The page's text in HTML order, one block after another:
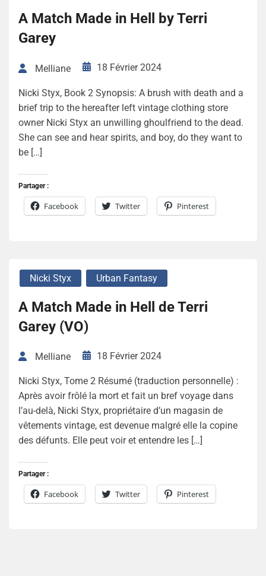
A Match Made in Hell by Terri
Garey
Melliane 18 Février 2024
Nicki Styx, Book 2 Synopsis: A brush with death and a
brief trip to the hereafter left vintage clothing store
owner Nicki Styx an unwilling ghoulfriend to the dead.
She can see and hear spirits, and boy, do they want to
be […]
Partager :
Facebook Twitter Pinterest
Nicki Styx Urban Fantasy
A Match Made in Hell de Terri
Garey (VO)
Melliane 18 Février 2024
Nicki Styx, Tome 2 Résumé (traduction personnelle) :
Après avoir frôlé la mort et fait un bref voyage dans
l’au-delà, Nicki Styx, propriétaire d’un magasin de
vêtements vintage, est devenue malgré elle la copine
des défunts. Elle peut voir et entendre les […]
Partager :
Facebook Twitter Pinterest